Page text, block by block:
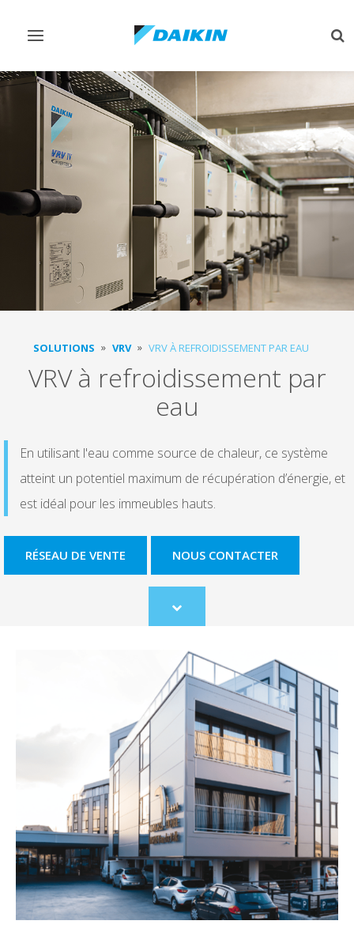
Afficher/masquer
SOLUTIONS VRV VRV À REFROIDISSEMENT PAR EAU
VRV à refroidissement par
eau
En utilisant l'eau comme source de chaleur, ce système
atteint un potentiel maximum de récupération d’énergie, et
est idéal pour les immeubles hauts.
RÉSEAU DE VENTE NOUS CONTACTER
Scroll
to